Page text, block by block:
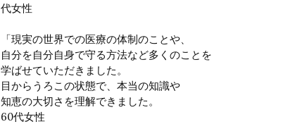
代女性
「現実の世界での医療の体制のことや、
自分を自分自身で守る方法など多くのことを
学ばせていただきました。
目からうろこの状態で、本当の知識や
知恵の大切さを理解できました。
60代女性